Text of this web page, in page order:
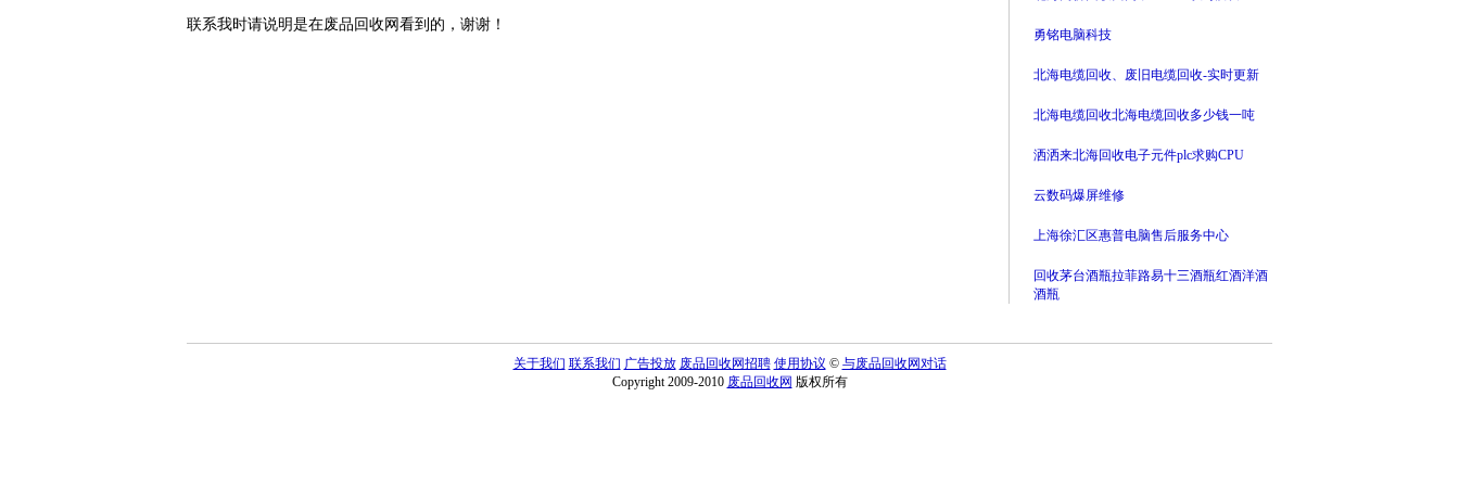
联系我时请说明是在废品回收网看到的，谢谢！
勇铭电脑科技
北海电缆回收、废旧电缆回收-实时更新
北海电缆回收北海电缆回收多少钱一吨
洒洒来北海回收电子元件plc求购CPU
云数码爆屏维修
上海徐汇区惠普电脑售后服务中心
回收茅台酒瓶拉菲路易十三酒瓶红酒洋酒
酒瓶
关于我们 联系我们 广告投放 废品回收网招聘 使用协议 © 与废品回收网对话
Copyright 2009-2010 废品回收网 版权所有